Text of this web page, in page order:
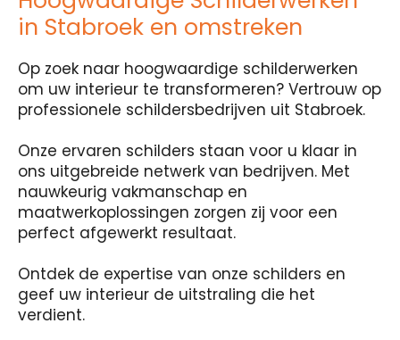
in Stabroek en omstreken
Op zoek naar hoogwaardige schilderwerken
om uw interieur te transformeren? Vertrouw op
professionele schildersbedrijven uit Stabroek.
Onze ervaren schilders staan voor u klaar in
ons uitgebreide netwerk van bedrijven. Met
nauwkeurig vakmanschap en
maatwerkoplossingen zorgen zij voor een
perfect afgewerkt resultaat.
Ontdek de expertise van onze schilders en
geef uw interieur de uitstraling die het
verdient.